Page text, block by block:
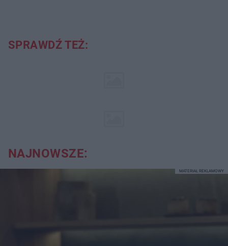
SPRAWDŹ TEŻ:
NAJNOWSZE:
MATERIAŁ REKLAMOWY